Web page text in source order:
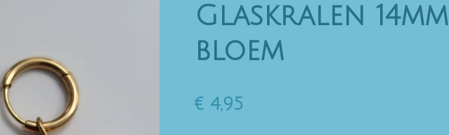
Glaskralen 14mm
bloem
€ 4,95